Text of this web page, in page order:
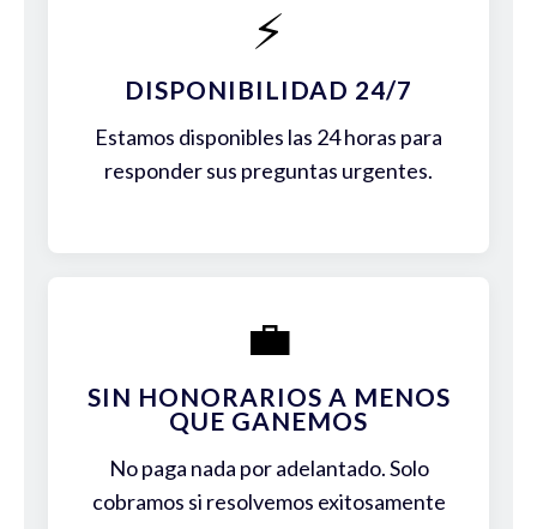
⚡
DISPONIBILIDAD 24/7
Estamos disponibles las 24 horas para
responder sus preguntas urgentes.
💼
SIN HONORARIOS A MENOS
QUE GANEMOS
No paga nada por adelantado. Solo
cobramos si resolvemos exitosamente